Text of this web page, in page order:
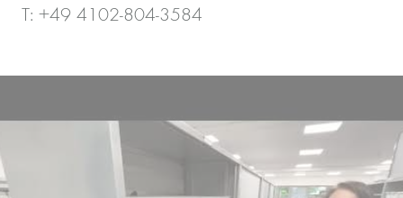
T: +49 4102-804-3584